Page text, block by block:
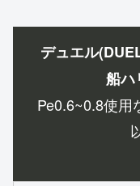
デュエル
船ハ
Pe0.6~0.8使用